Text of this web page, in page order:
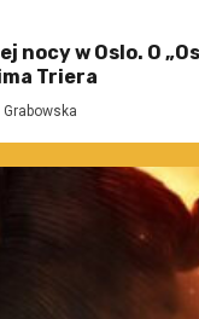
nocy w Oslo. O
Triera
Grabowska